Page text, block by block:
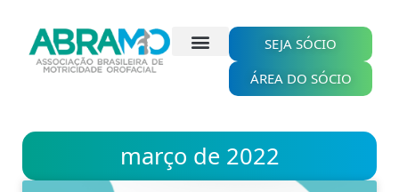
conteúdo
SEJA SÓCIO
ÁREA DO SÓCIO
março de 2022